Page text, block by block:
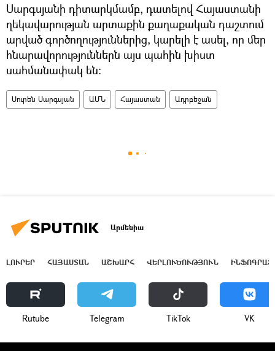
Սարգսյանի դիտարկմամբ, դատելով Հայաստանի
ղեկավարության արտաքին քաղաքական դաշտում
արված գործողություններից, կարելի է ասել, որ մեր
հնարավորություններն այս պահին խիստ
սահմանափակ են։
Սուրեն Սարգսյան ԱՄՆ Հայաստան Ադրբեջան
Արմենիա
ԼՈՒՐԵՐ ՀԱՅԱՍՏԱՆ ԱՇԽԱՐՀ ՎԵՐԼՈՒԾՈՒԹՅՈՒՆ
Rutube Telegram ТikТоk VK